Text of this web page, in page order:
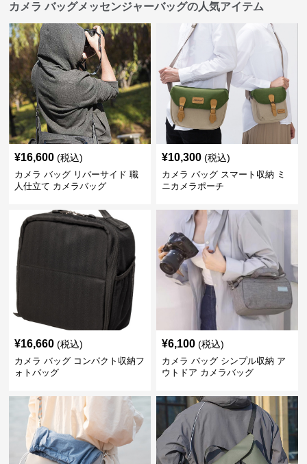
カメラ バッグメッセンジャーバッグの人気アイテム
¥16,600 (税込)
カメラ バッグ リバーサイド 職
人仕立て カメラバッグ
¥10,300 (税込)
カメラ バッグ スマート収納 ミ
ニカメラポーチ
¥16,660 (税込)
カメラ バッグ コンパクト収納フ
ォトバッグ
¥6,100 (税込)
カメラ バッグ シンプル収納 ア
ウトドア カメラバッグ